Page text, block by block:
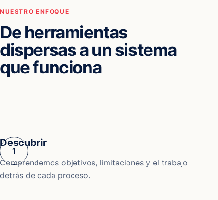
NUESTRO ENFOQUE
De herramientas
dispersas a un sistema
que funciona
Descubrir
Comprendemos objetivos, limitaciones y el trabajo
detrás de cada proceso.